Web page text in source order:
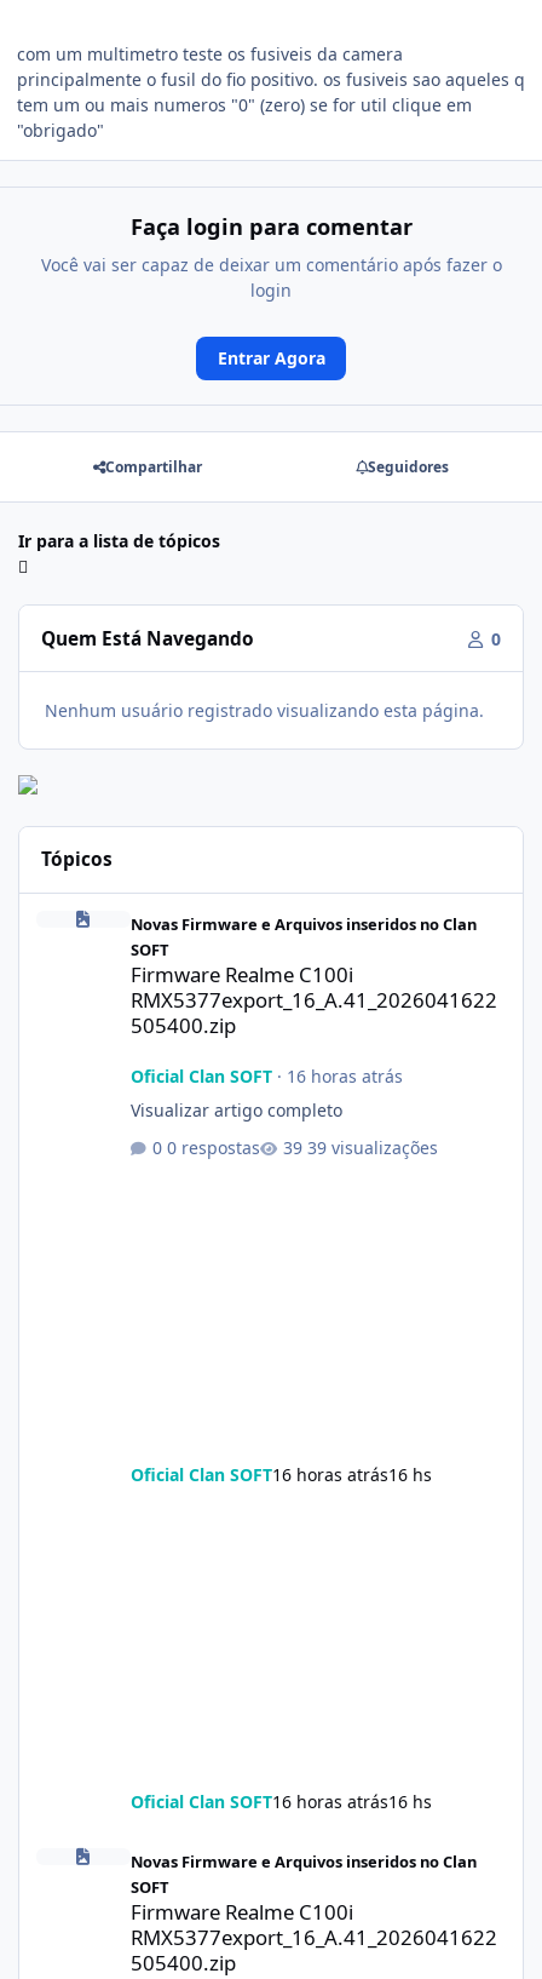
com um multimetro teste os fusiveis da camera
principalmente o fusil do fio positivo. os fusiveis sao aqueles q
tem um ou mais numeros "0" (zero) se for util clique em
"obrigado"
Faça login para comentar
Você vai ser capaz de deixar um comentário após fazer o
login
Entrar Agora
Compartilhar Seguidores
Ir para a lista de tópicos
Quem Está Navegando 0
Nenhum usuário registrado visualizando esta página.
Tópicos
Firmware Realme C100i
Novas Firmware e Arquivos inseridos no Clan
SOFT
Firmware Realme C100i
RMX5377export_16_A.41_2026041622
505400.zip
Oficial Clan SOFT· 16 horas atrás
Visualizar artigo completo
0 respostas
39 visualizações
Oficial Clan SOFT16 horas atrás16 hs
Oficial Clan SOFT16 horas atrás16 hs
Firmware Realme C100i
Novas Firmware e Arquivos inseridos no Clan
SOFT
Firmware Realme C100i
RMX5377export_16_A.41_2026041622
505400.zip